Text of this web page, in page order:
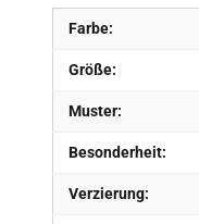
Farbe:
Größe:
Muster:
Besonderheit:
Verzierung: